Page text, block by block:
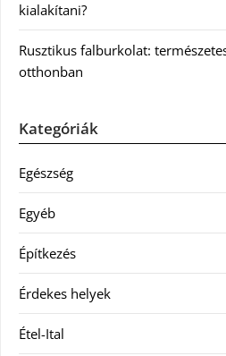
kialakítani?
Rusztikus falburkolat:
otthonban
Kategóriák
Egészség
Egyéb
Építkezés
Érdekes helyek
Étel-Ital